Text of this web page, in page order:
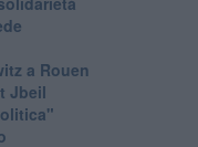
a Rouen
Jbeil